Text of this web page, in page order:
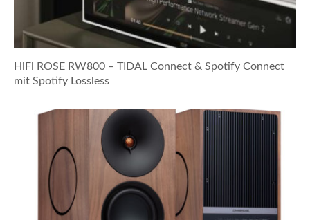
HiFi ROSE RW800 – TIDAL Connect & Spotify Connect
mit Spotify Lossless